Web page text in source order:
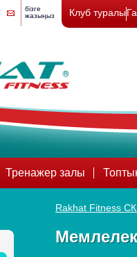
бізге
жазыңыз
Клуб туралы
Тренажер залы
Rakhat Fitness